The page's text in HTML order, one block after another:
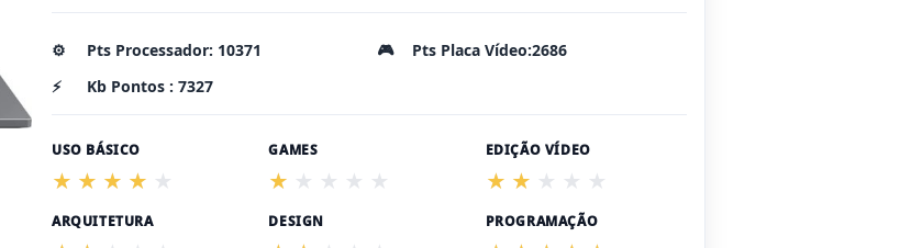
⚙️ Pts Processador: 10371 🎮
Pts Placa Vídeo:2686
⚡
Kb Pontos : 7327
USO BÁSICO GAMES EDIÇÃO VÍDEO
ARQUITETURA DESIGN PROGRAMAÇÃO